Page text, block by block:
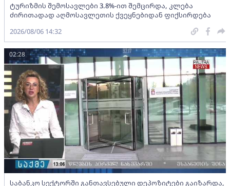
ტურიზმის შემოსავლები 3.8%-ით შემცირდა, კლება
ძირითადად აღმოსავლეთის ქვეყნებიდან ფიქსირდება
2026/08/06 14:32
საბანკო სექტორში განთავსებული დეპოზიტები გაიზარდა,
02:28